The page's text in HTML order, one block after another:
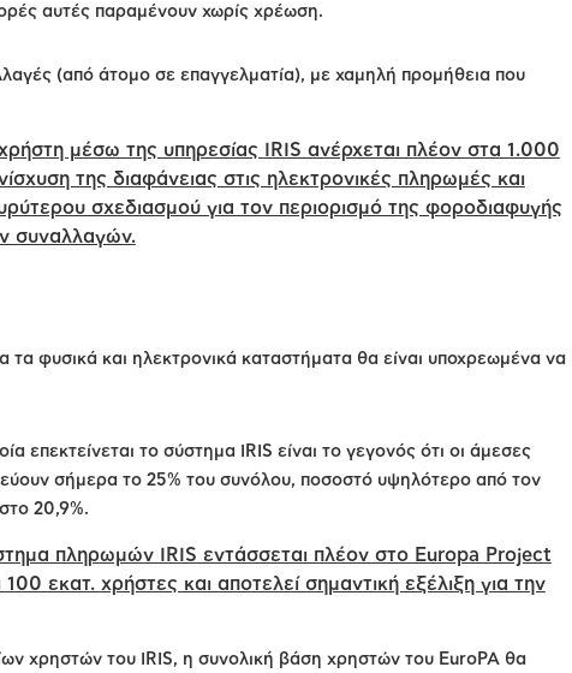
αυτές παραμένουν χωρίς χρέωση.
(από άτομο σε επαγγελματία), με χαμηλή προμήθεια που
μέσω της υπηρεσίας IRIS ανέρχεται πλέον στα 1.000
της διαφάνειας στις ηλεκτρονικές πληρωμές και
σχεδιασμού για τον περιορισμό της φοροδιαφυγής
συναλλαγών.
φυσικά και ηλεκτρονικά καταστήματα θα είναι υποχρεωμένα να
επεκτείνεται το σύστημα IRIS είναι το γεγονός ότι οι άμεσες
σήμερα το 25% του συνόλου, ποσοστό υψηλότερο από τον
20,9%.
πληρωμών IRIS εντάσσεται πλέον στο Europa Project
εκατ. χρήστες και αποτελεί σημαντική εξέλιξη για την
χρηστών του IRIS, η συνολική βάση χρηστών του EuroPA θα